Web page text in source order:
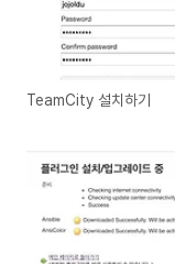
TeamCity 설치하기